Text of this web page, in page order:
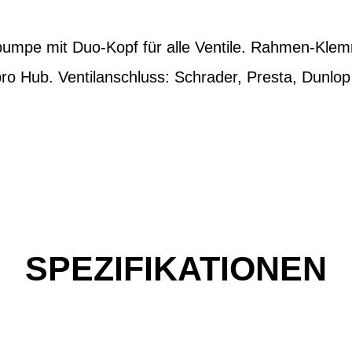
mit Duo-Kopf für alle Ventile. Rahmen-
Hub. Ventilanschluss: Schrader, Presta,
SPEZIFIKATIONEN